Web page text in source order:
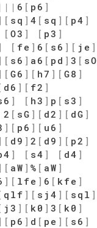
| | 6 [ p6 ]
[ sq ] 4 [ sq ] [ p4 ]
[ O3 ] [ p3 ]
[ fe ] 6 [ s6 ] [ je ]
[ s6 ] a6 [ pd ] 3 [ sO
[ G6 ] [ h7 ] [ G8 ]
d6 ] [ f2 ]
] [ h3 ] p [ s3 ]
2 [ sG ] [ d2 ] [ dG ]
] [ p6 ] [ u6 ]
[ d9 ] 2 [ d9 ] [ p2 ]
] [ s4 ] [ d4 ]
[ aW ] % [ aW ]
] [ lfe ] 6 [ kfe ]
qlf ] [ sj4 ] [ sql ]
j3 ] [ k0 ] 3 [ k0 ]
[ p6 ] d [ pe ] [ s6 ]